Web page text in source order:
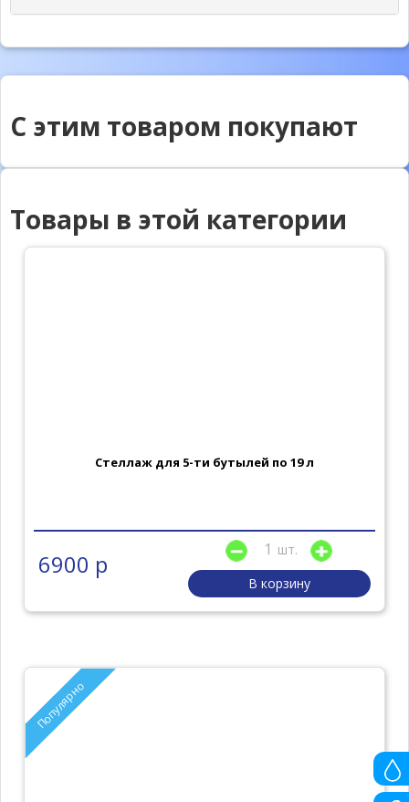
С этим товаром покупают
Товары в этой категории
Стеллаж для 5-ти бутылей по 19 л
6900 р
шт.
В корзину
Популярно